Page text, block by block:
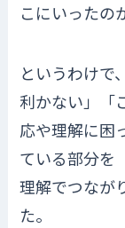
こにいったの
というわけで
利かない」「
応や理解に困
ている部分を
理解でつなが
た。